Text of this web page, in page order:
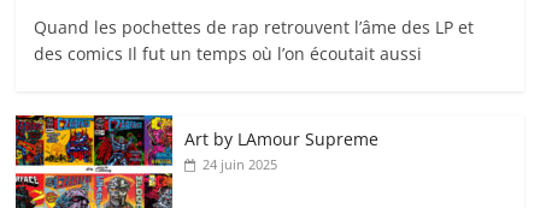
Quand les pochettes de rap retrouvent l’âme des LP et
des comics Il fut un temps où l’on écoutait aussi
Art by LAmour Supreme
24 juin 2025